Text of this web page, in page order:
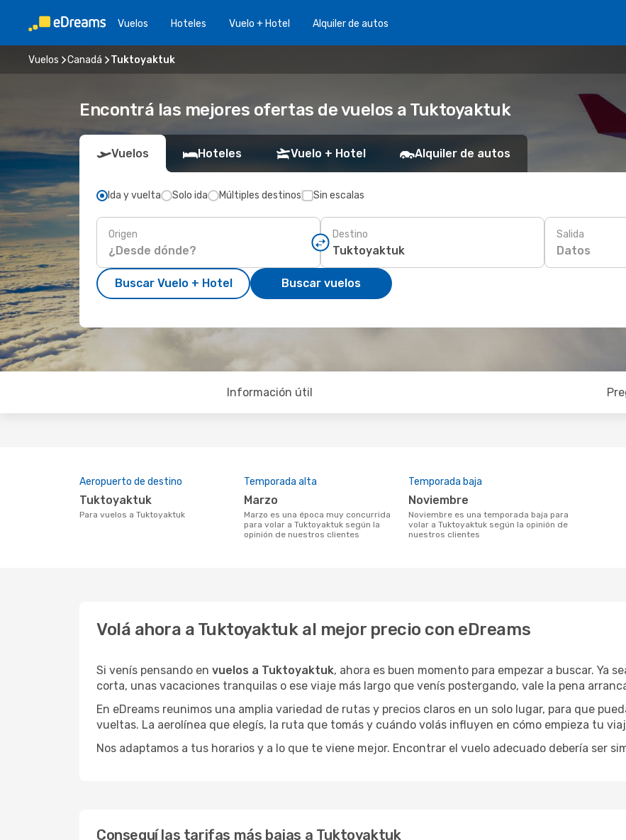
Vuelos Hoteles Vuelo + Hotel Alquiler de autos
Vuelos Canadá Tuktoyaktuk
Encontrá las mejores ofertas de vuelos a Tuktoyaktuk
Vuelos Hoteles Vuelo + Hotel Alquiler de autos
Ida y vuelta Solo ida Múltiples destinos Sin escalas
Origen Destino Salida
Datos
Buscar Vuelo + Hotel Buscar vuelos
Información útil
Aeropuerto de destino
Tuktoyaktuk
Para vuelos a Tuktoyaktuk
Temporada alta
marzo
marzo es una época muy concurrida
para volar a Tuktoyaktuk según la
opinión de nuestros clientes
Temporada baja
noviembre
noviembre es una temporada baja para
volar a Tuktoyaktuk según la opinión de
nuestros clientes
Volá ahora a Tuktoyaktuk al mejor precio con eDreams
Si venís pensando en vuelos a Tuktoyaktuk, ahora es buen momento para empezar a buscar. Ya
corta, unas vacaciones tranquilas o ese viaje más largo que venís postergando, vale la pena
En eDreams reunimos una amplia variedad de rutas y precios claros en un solo lugar, para que
vueltas. La aerolínea que elegís, la ruta que tomás y cuándo volás influyen en cómo empieza tu
Nos adaptamos a tus horarios y a lo que te viene mejor. Encontrar el vuelo adecuado debería ser
Conseguí las tarifas más bajas a Tuktoyaktuk